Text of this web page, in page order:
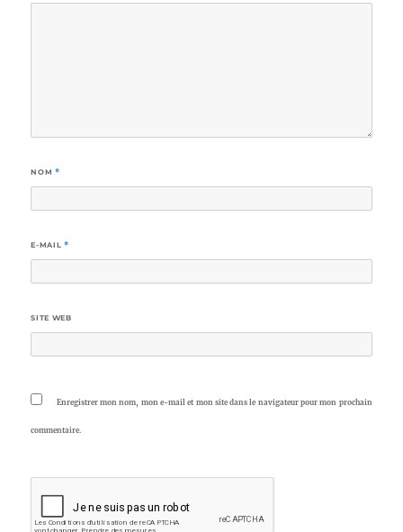
NOM *
E-MAIL *
SITE WEB
Enregistrer mon nom, mon e-mail et mon site dans le navigateur pour mon prochain
commentaire.